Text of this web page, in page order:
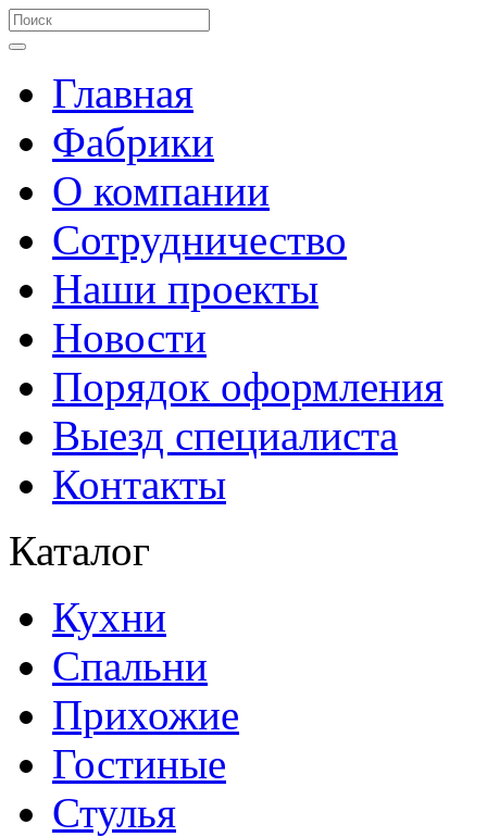
Главная
Фабрики
О компании
Сотрудничество
Наши проекты
Новости
Порядок оформления
Выезд специалиста
Контакты
Каталог
Кухни
Спальни
Прихожие
Гостиные
Стулья